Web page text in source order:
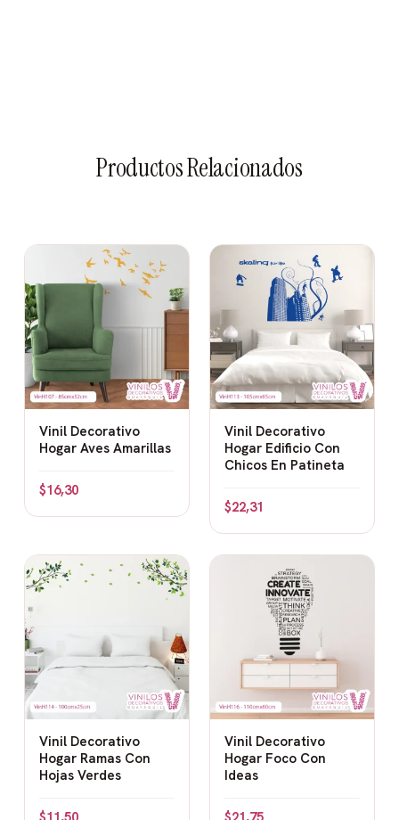
Productos Relacionados
Vinil Decorativo
Hogar Aves Amarillas
$16,30
Vinil Decorativo
Hogar Edificio Con
Chicos En Patineta
$22,31
Vinil Decorativo
Hogar Ramas Con
Hojas Verdes
Vinil Decorativo
Hogar Foco Con
Ideas